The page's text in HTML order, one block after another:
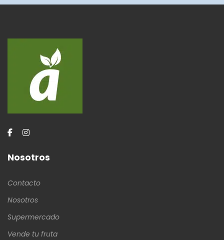
Nosotros
Contacto
Nosotros
Supermercado
Vende tu fruta